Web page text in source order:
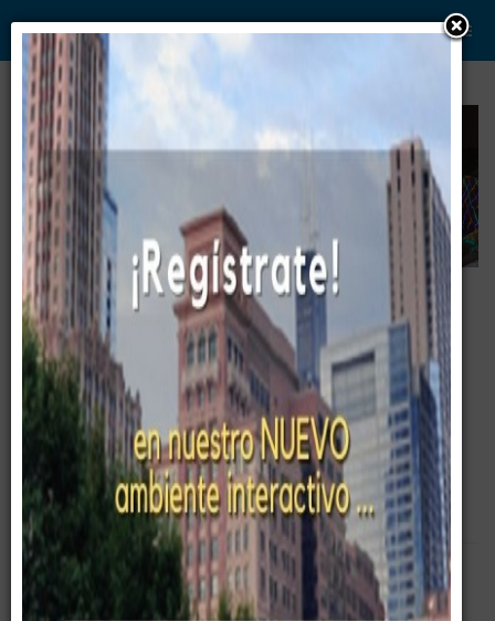
WWW. PABLO G PAEZ .COM
www . piramide digital . com
Frases Célebres
Frases Célebres de Pablo G Páez
Tips Frases Celebres Pablo G Páez Paez